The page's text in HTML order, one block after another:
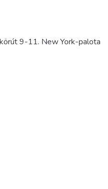
9-11. New York-palota